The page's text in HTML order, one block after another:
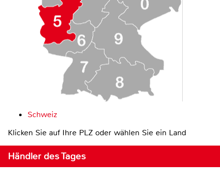
Schweiz
Klicken Sie auf Ihre PLZ oder wählen Sie ein Land
Händler des Tages